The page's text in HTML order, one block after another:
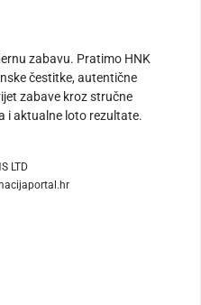
zabavu. Pratimo HNK
čestitke, autentične
zabave kroz stručne
i aktualne loto rezultate.
LTD